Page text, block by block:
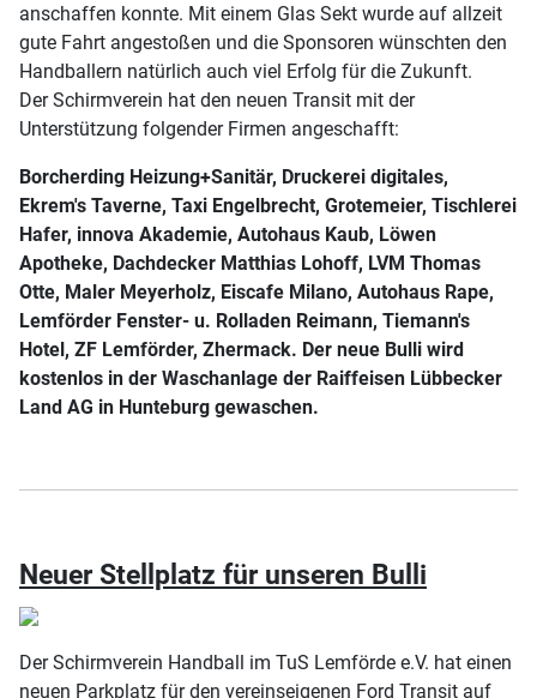
anschaffen konnte. Mit einem Glas Sekt wurde auf allzeit
gute Fahrt angestoßen und die Sponsoren wünschten den
Handballern natürlich auch viel Erfolg für die Zukunft.
Der Schirmverein hat den neuen Transit mit der
Unterstützung folgender Firmen angeschafft:
Borcherding Heizung+Sanitär, Druckerei digitales,
Ekrem's Taverne, Taxi Engelbrecht, Grotemeier, Tischlerei
Hafer, innova Akademie, Autohaus Kaub, Löwen
Apotheke, Dachdecker Matthias Lohoff, LVM Thomas
Otte, Maler Meyerholz, Eiscafe Milano, Autohaus Rape,
Lemförder Fenster- u. Rolladen Reimann, Tiemann's
Hotel, ZF Lemförder, Zhermack. Der neue Bulli wird
kostenlos in der Waschanlage der Raiffeisen Lübbecker
Land AG in Hunteburg gewaschen.
Neuer Stellplatz für unseren Bulli
Der Schirmverein Handball im TuS Lemförde e.V. hat einen
neuen Parkplatz für den vereinseigenen Ford Transit auf